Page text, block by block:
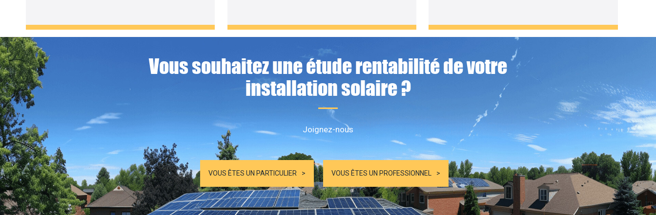
Vous souhaitez une étude rentabilité de votre
installation solaire ?
Joignez-nous
VOUS ÊTES UN PARTICULIER VOUS ÊTES UN PROFESSIONNEL